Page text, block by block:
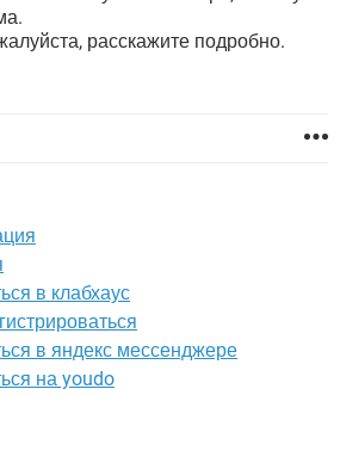
ВКОНТАКТЕ
расскажите подробно.
в клабхаус
в яндекс мессенджере
на youdo